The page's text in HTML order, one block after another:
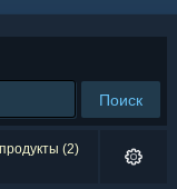
Поиск
(2)